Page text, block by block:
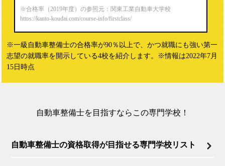
※合格率（2019年度）の参照元：関東工業自動車大学校
https://kanto-koudai.com/course-info/firstclass/
※一級自動車整備士の合格率が90％以上で、かつ就職にも強い第一
志望の就職率を開示している4校を紹介します。※情報は2022年7月
15日時点
自動車整備士を目指すならこの専門学校！
自動車整備士の資格取得が目指せる専門学校リスト